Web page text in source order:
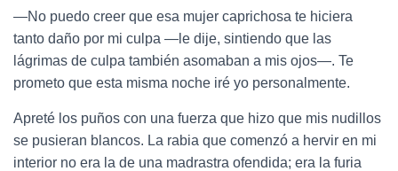
—No puedo creer que esa mujer caprichosa te hiciera
tanto daño por mi culpa —le dije, sintiendo que las
lágrimas de culpa también asomaban a mis ojos—. Te
prometo que esta misma noche iré yo personalmente.
Apreté los puños con una fuerza que hizo que mis nudillos
se pusieran blancos. La rabia que comenzó a hervir en mi
interior no era la de una madrastra ofendida; era la furia